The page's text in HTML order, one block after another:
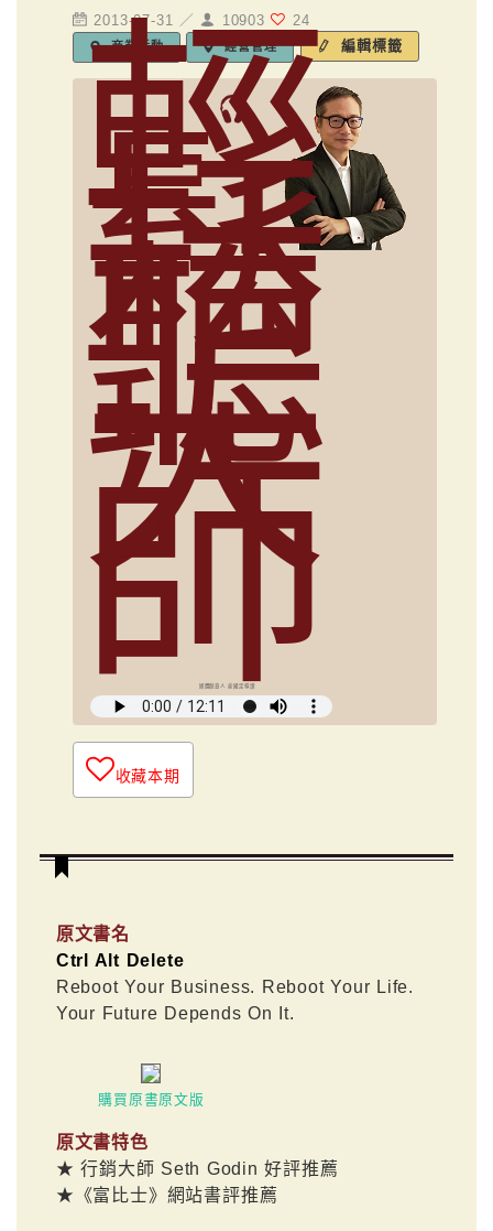
2013-07-31 ／ 10903 24
商業活動 經營管理 編輯標籤
輕
鬆
聽
大
師
媒體創意人 俞國定導讀
收藏本期
原文書名
Ctrl Alt Delete
Reboot Your Business. Reboot Your Life.
Your Future Depends On It.
購買原書原文版
原文書特色
★ 行銷大師 Seth Godin 好評推薦
★《富比士》網站書評推薦